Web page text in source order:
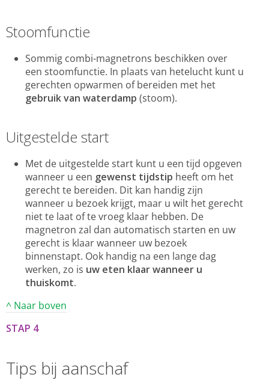
Stoomfunctie
Sommig combi-magnetrons beschikken over
een stoomfunctie. In plaats van hetelucht kunt u
gerechten opwarmen of bereiden met het
gebruik van waterdamp (stoom).
Uitgestelde start
Met de uitgestelde start kunt u een tijd opgeven
wanneer u een gewenst tijdstip heeft om het
gerecht te bereiden. Dit kan handig zijn
wanneer u bezoek krijgt, maar u wilt het gerecht
niet te laat of te vroeg klaar hebben. De
magnetron zal dan automatisch starten en uw
gerecht is klaar wanneer uw bezoek
binnenstapt. Ook handig na een lange dag
werken, zo is uw eten klaar wanneer u
thuiskomt.
^ Naar boven
STAP 4
Tips bij aanschaf